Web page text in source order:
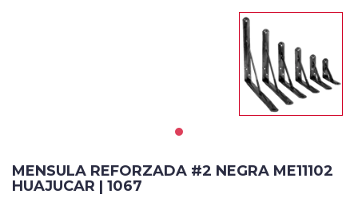
MENSULA REFORZADA #2 NEGRA ME11102
HUAJUCAR | 1067